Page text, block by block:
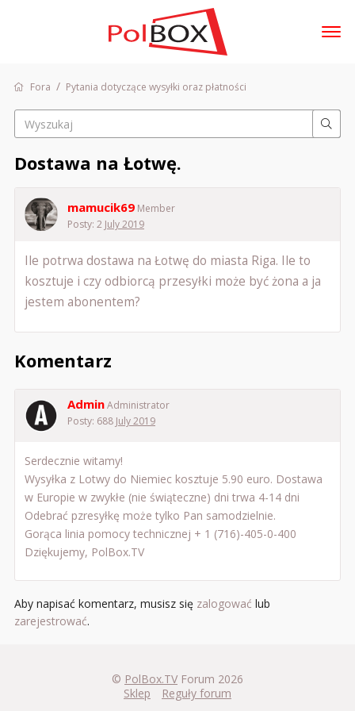
t
l
e
Zaloguj się
Dyskusje
Aktywność
Sklep
Fora / Pytania dotyczące wysyłki oraz płatności
Dostawa na Łotwę.
mamucik69 Member
Posty: 2 July 2019
Ile potrwa dostawa na Łotwę do miasta Riga. Ile to
kosztuje i czy odbiorcą przesyłki może być żona a ja
jestem abonentem?
Komentarz
AdminAdministrator
Posty: 688 July 2019
Serdecznie witamy!
Wysyłka z Lotwy do Niemiec kosztuje 5.90 euro. Dostawa
w Europie w zwykłe (nie świąteczne) dni trwa 4-14 dni
Odebrać pzresyłkę może tylko Pan samodzielnie.
Gorąca linia pomocy technicznej + 1 (716)-405-0-400
Dziękujemy, PolBox.TV
Aby napisać komentarz, musisz się zalogować lub
zarejestrować.
© PolBox.TV Forum 2026
Sklep
Reguły forum